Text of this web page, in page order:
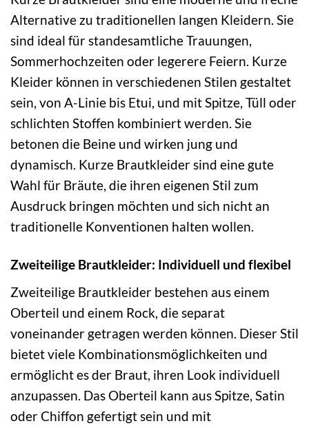
Alternative zu traditionellen langen Kleidern. Sie
sind ideal für standesamtliche Trauungen,
Sommerhochzeiten oder legerere Feiern. Kurze
Kleider können in verschiedenen Stilen gestaltet
sein, von A-Linie bis Etui, und mit Spitze, Tüll oder
schlichten Stoffen kombiniert werden. Sie
betonen die Beine und wirken jung und
dynamisch. Kurze Brautkleider sind eine gute
Wahl für Bräute, die ihren eigenen Stil zum
Ausdruck bringen möchten und sich nicht an
traditionelle Konventionen halten wollen.
Zweiteilige Brautkleider: Individuell und flexibel
Zweiteilige Brautkleider bestehen aus einem
Oberteil und einem Rock, die separat
voneinander getragen werden können. Dieser Stil
bietet viele Kombinationsmöglichkeiten und
ermöglicht es der Braut, ihren Look individuell
anzupassen. Das Oberteil kann aus Spitze, Satin
oder Chiffon gefertigt sein und mit